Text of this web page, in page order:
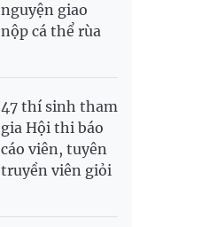
nguyện giao
nộp cá thể rùa
47 thí sinh tham
gia Hội thi báo
cáo viên, tuyên
truyền viên giỏi